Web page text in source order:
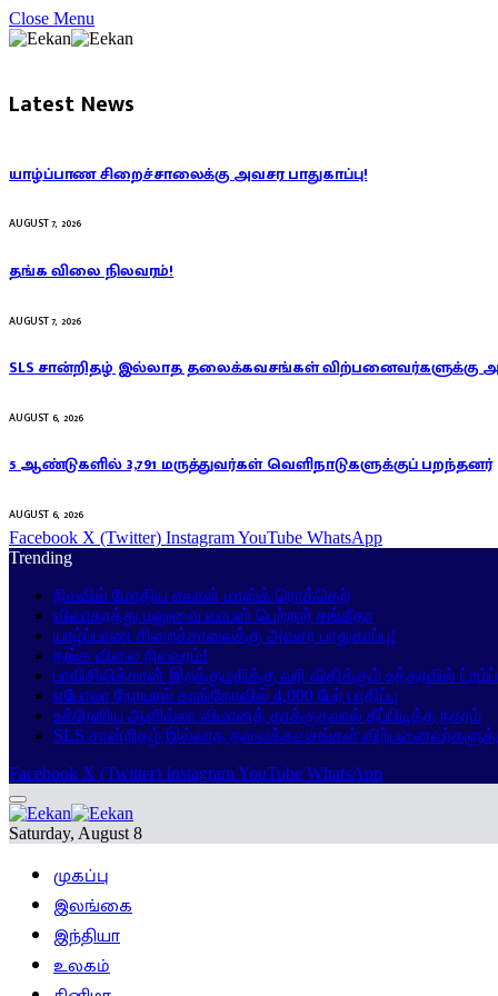
Close Menu
Latest News
யாழ்ப்பாண சிறைச்சாலைக்கு அவசர பாதுகாப்பு!
AUGUST 7, 2026
தங்க விலை நிலவரம்!
AUGUST 7, 2026
SLS சான்றிதழ் இல்லாத தலைக்கவசங்கள் விற்பனைவர்களுக்கு
AUGUST 6, 2026
5 ஆண்டுகளில் 3,791 மருத்துவர்கள் வெளிநாடுகளுக்குப் பறந்தனர்
AUGUST 6, 2026
Facebook X (Twitter) InstagramYouTube WhatsApp
Trending
நிலவில் மோதிய எலான் மாஸ்க் ரொக்கெற்
விவாகரத்து மனுவை வாபஸ் பெற்றார் சங்கீதா
யாழ்ப்பாண சிறைச்சாலைக்கு அவசர பாதுகாப்பு!
தங்க விலை நிலவரம்!
பாலிசிலிக்கான் இறக்குமதிக்கு வரி விதிக்கும் உத்தரவில்
எபோலா நோயால் காங்கோவில் 4,000 பேர் பாதிப்பு
உக்ரேனிய ஆளில்லா விமானத் தாக்குதலால் தீப்பிடித்த நகரம்
SLS சான்றிதழ் இல்லாத தலைக்கவசங்கள்
Facebook X (Twitter) InstagramYouTube WhatsApp
Saturday, August 8
முகப்பு
இலங்கை
இந்தியா
உலகம்